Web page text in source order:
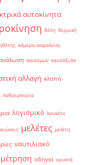
αυτοκίνητα
θέση θερμική
κάμερα ασφαλείας
καυσίμων καυσόξυλα
αλλαγή κλοπή
λαθρεμπορία
λογισμικό λουκέτο
μελέτες μελέτη
ναυτιλιακό
οδηγοί ορυκτά